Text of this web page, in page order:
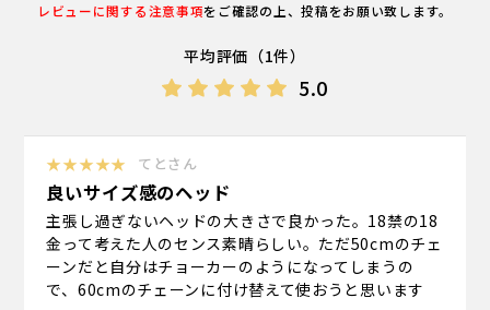
レビューに関する注意事項をご確認の上、投稿をお願い致します。
平均評価（1件）
5.0
★★★★★ てとさん
良いサイズ感のヘッド
主張し過ぎないヘッドの大きさで良かった。18禁の18
金って考えた人のセンス素晴らしい。ただ50cmのチェ
ーンだと自分はチョーカーのようになってしまうの
で、60cmのチェーンに付け替えて使おうと思います